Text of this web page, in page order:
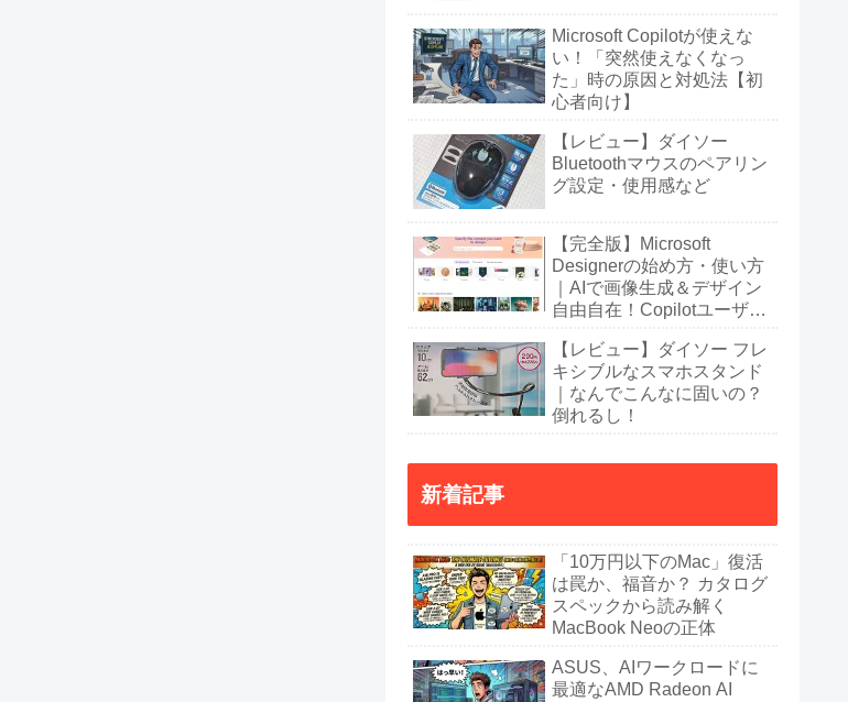
Microsoft Copilotが使えな
い！「突然使えなくなっ
た」時の原因と対処法【初
心者向け】
【レビュー】ダイソー
Bluetoothマウスのペアリン
グ設定・使用感など
【完全版】Microsoft
Designerの始め方・使い方
｜AIで画像生成＆デザイン
自由自在！Copilotユーザー
【レビュー】ダイソー フレ
キシブルなスマホスタンド
｜なんでこんなに固いの？
倒れるし！
新着記事
「10万円以下のMac」復活
は罠か、福音か？ カタログ
スペックから読み解く
MacBook Neoの正体
ASUS、AIワークロードに
最適なAMD Radeon AI